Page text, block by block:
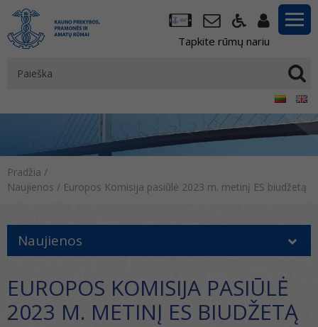
Tapkite rūmų nariu
Pradžia /
Naujienos / Europos Komisija pasiūlė 2023 m. metinį ES biudžetą
Naujienos
EUROPOS KOMISIJA PASIŪLĖ
2023 M. METINĮ ES BIUDŽETĄ